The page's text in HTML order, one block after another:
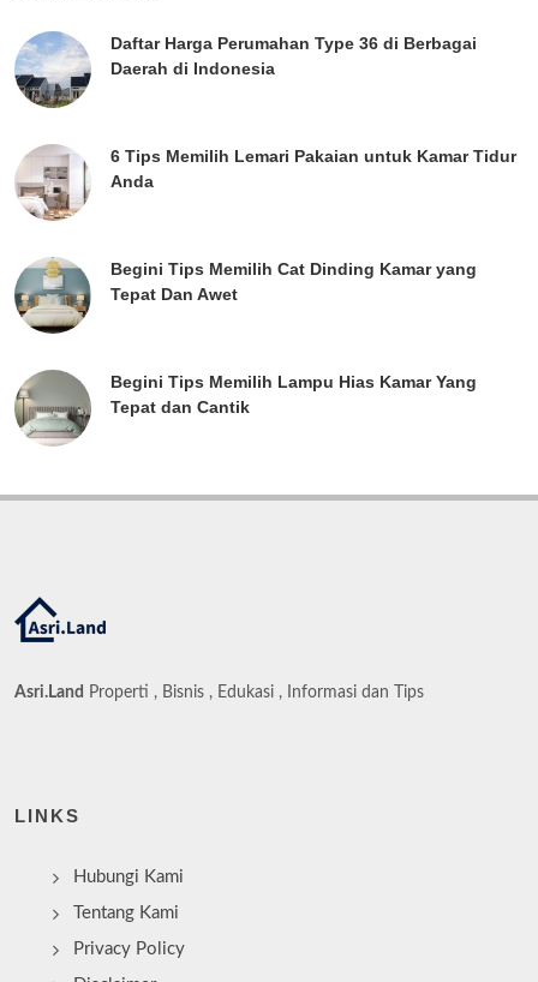
Daftar Harga Perumahan Type 36 di Berbagai
Daerah di Indonesia
6 Tips Memilih Lemari Pakaian untuk Kamar Tidur
Anda
Begini Tips Memilih Cat Dinding Kamar yang
Tepat Dan Awet
Begini Tips Memilih Lampu Hias Kamar Yang
Tepat dan Cantik
Asri.Land Properti , Bisnis , Edukasi , Informasi dan Tips
LINKS
Hubungi Kami
Tentang Kami
Privacy Policy